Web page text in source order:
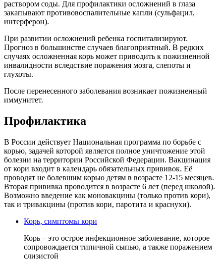
раствором соды. Для профилактики осложнений в глаза
закапывают противовоспалительные капли (сульфацил,
интерферон).
При развитии осложнений ребенка госпитализируют.
Прогноз в большинстве случаев благоприятный. В редких
случаях осложненная корь может приводить к пожизненной
инвалидности вследствие поражения мозга, слепоты и
глухоты.
После перенесенного заболевания возникает пожизненный
иммунитет.
Профилактика
В России действует Национальная программа по борьбе с
корью, задачей которой является полное уничтожение этой
болезни на территории Российской Федерации. Вакцинация
от кори входит в календарь обязательных прививок. Её
проводят не болевшим корью детям в возрасте 12-15 месяцев.
Вторая прививка проводится в возрасте 6 лет (перед школой).
Возможно введение как моновакцины (только против кори),
так и тривакцины (против кори, паротита и краснухи).
Корь, симптомы кори
Корь – это острое инфекционное заболевание, которое
сопровождается типичной сыпью, а также поражением
слизистой